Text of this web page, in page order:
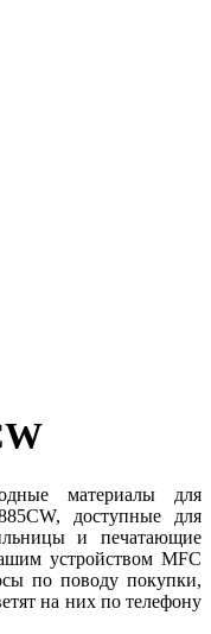
материалы для
доступные для
и печатающие
устройством MFC
по поводу покупки,
на них по телефону